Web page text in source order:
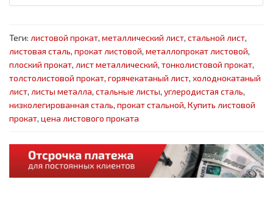
Теги: листовой прокат, металлический лист, стальной лист,
листовая сталь, прокат листовой, металлопрокат листовой,
плоский прокат, лист металлический, тонколистовой прокат,
толстолистовой прокат, горячекатаный лист, холоднокатаный
лист, листы металла, стальные листы, углеродистая сталь,
низколегированная сталь, прокат стальной, Купить листовой
прокат, цена листового проката